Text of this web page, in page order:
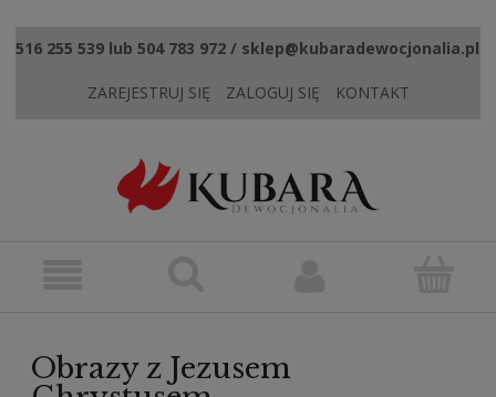
516 255 539 lub 504 783 972 / sklep@kubaradewocjonalia.pl
ZAREJESTRUJ SIĘ ZALOGUJ SIĘ KONTAKT
Obrazy z Jezusem